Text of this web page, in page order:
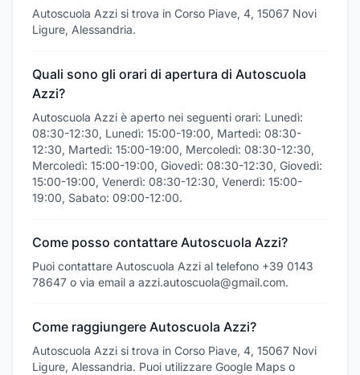
Autoscuola Azzi si trova in Corso Piave, 4, 15067 Novi
Ligure, Alessandria.
Quali sono gli orari di apertura di Autoscuola
Azzi?
Autoscuola Azzi è aperto nei seguenti orari: Lunedì:
08:30-12:30, Lunedì: 15:00-19:00, Martedì: 08:30-
12:30, Martedì: 15:00-19:00, Mercoledì: 08:30-12:30,
Mercoledì: 15:00-19:00, Giovedì: 08:30-12:30, Giovedì:
15:00-19:00, Venerdì: 08:30-12:30, Venerdì: 15:00-
19:00, Sabato: 09:00-12:00.
Come posso contattare Autoscuola Azzi?
Puoi contattare Autoscuola Azzi al telefono +39 0143
78647 o via email a azzi.autoscuola@gmail.com.
Come raggiungere Autoscuola Azzi?
Autoscuola Azzi si trova in Corso Piave, 4, 15067 Novi
Ligure, Alessandria. Puoi utilizzare Google Maps o